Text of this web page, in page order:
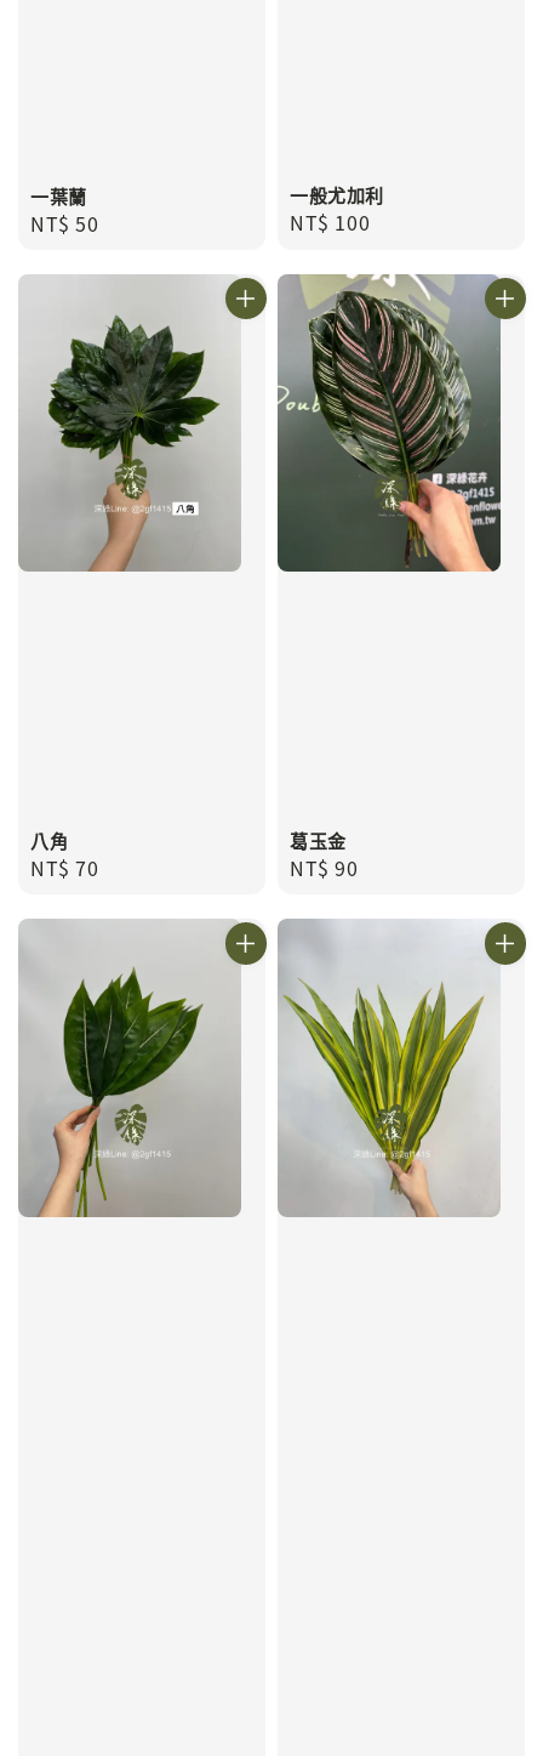
一葉蘭
Regular
NT$ 50
一般尤加利
Regular
NT$ 100
八角
Regular
NT$ 70
葛玉金
Regular
NT$ 90